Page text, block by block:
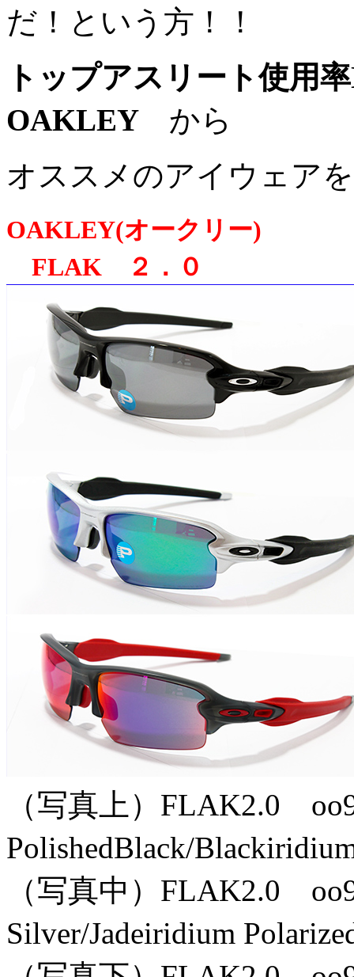
だ！という方！！
トップアスリート使用
OAKLEY から
オススメのアイウェア
OAKLEY(オークリー)
FLAK ２．０
（写真上）FLAK2.0
PolishedBlack/
（写真中）FLAK2.0
Silver/Jadeiridium